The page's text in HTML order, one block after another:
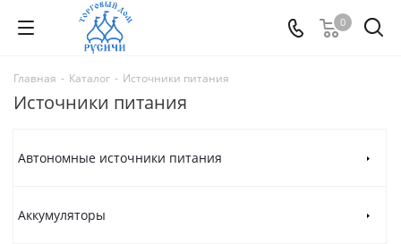
0
Главная - Каталог - Источники питания
Источники питания
Автономные источники питания
Аккумуляторы